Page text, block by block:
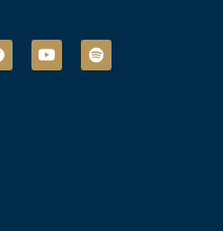
Y
o
S
p